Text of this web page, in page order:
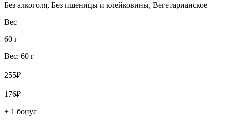
Без алкоголя, Без пшеницы и клейковины, Вегетарианское
Вес
60 г
Вес: 60 г
255₽
176₽
+ 1 бонус